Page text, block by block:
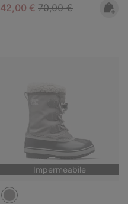
Sale price:
42,00 € Regular price:
70,00 €
Impermeabile